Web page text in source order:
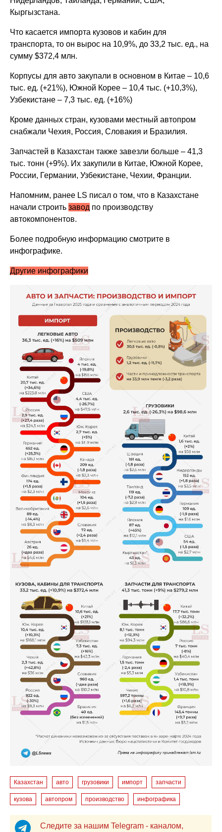
Кыргызстана.
Что касается импорта кузовов и кабин для
транспорта, то он вырос на 10,9%, до 33,2 тыс. ед., на
сумму $372,4 млн.
Корпусы для авто закупали в основном в Китае – 10,6
тыс. ед. (+21%), Южной Корее – 10,4 тыс. (+10,3%),
Узбекистане – 7,3 тыс. ед. (+16%)
Кроме данных стран, кузовами местный автопром
снабжали Чехия, Россия, Словакия и Бразилия.
Запчастей в Казахстан также завезли больше – 41,3
тыс. тонн (+9%). Их закупили в Китае, Южной Корее,
России, Германии, Узбекистане, Чехии, Франции.
Напомним, ранее LS писал о том, что в Казахстане
начали строитьзавод по производству
автокомпонентов.
Более подробную информацию смотрите в
инфографике.
Другие инфографики
Казахстан авто грузовики импорт запчасти
кузова автопром производство инфографика
Следите за нашим Telegram - каналом,